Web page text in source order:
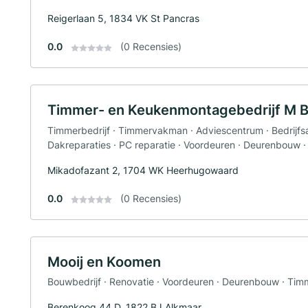
Reigerlaan 5, 1834 VK St Pancras
0.0 (0 Recensies)
Timmer- en Keukenmontagebedrijf M
Timmerbedrijf · Timmervakman · Adviescentrum ·
Dakreparaties · PC reparatie · Voordeuren · Deurenbouw
Mikadofazant 2, 1704 WK Heerhugowaard
0.0 (0 Recensies)
Mooij en Koomen
Bouwbedrijf · Renovatie · Voordeuren · Deurenbouw ·